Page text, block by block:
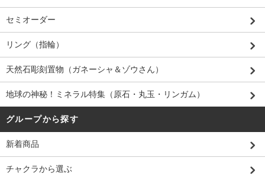
セミオーダー
リング（指輪）
天然石彫刻置物（ガネーシャ＆ゾウさん）
地球の神秘！ミネラル特集（原石・丸玉・リンガム）
グループから探す
新着商品
チャクラから選ぶ